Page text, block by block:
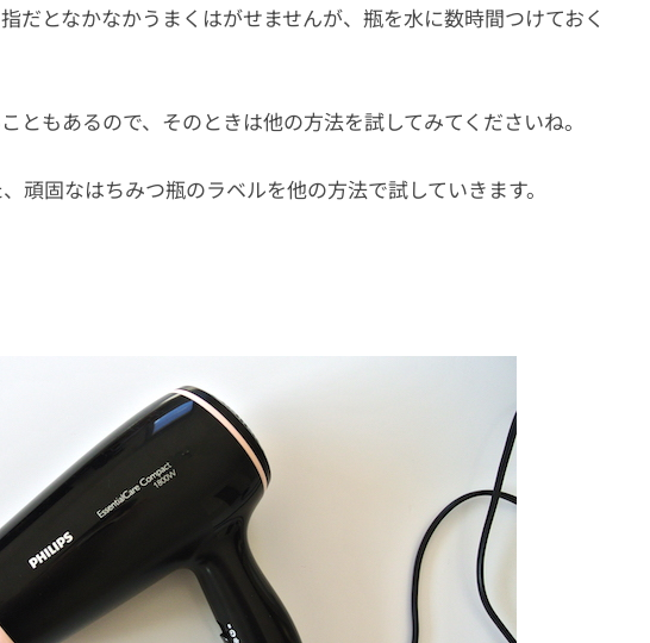
だとなかなかうまくはがせませんが、瓶を水に数時間つけておく
ともあるので、そのときは他の方法を試してみてくださいね。
頑固なはちみつ瓶のラベルを他の方法で試していきます。